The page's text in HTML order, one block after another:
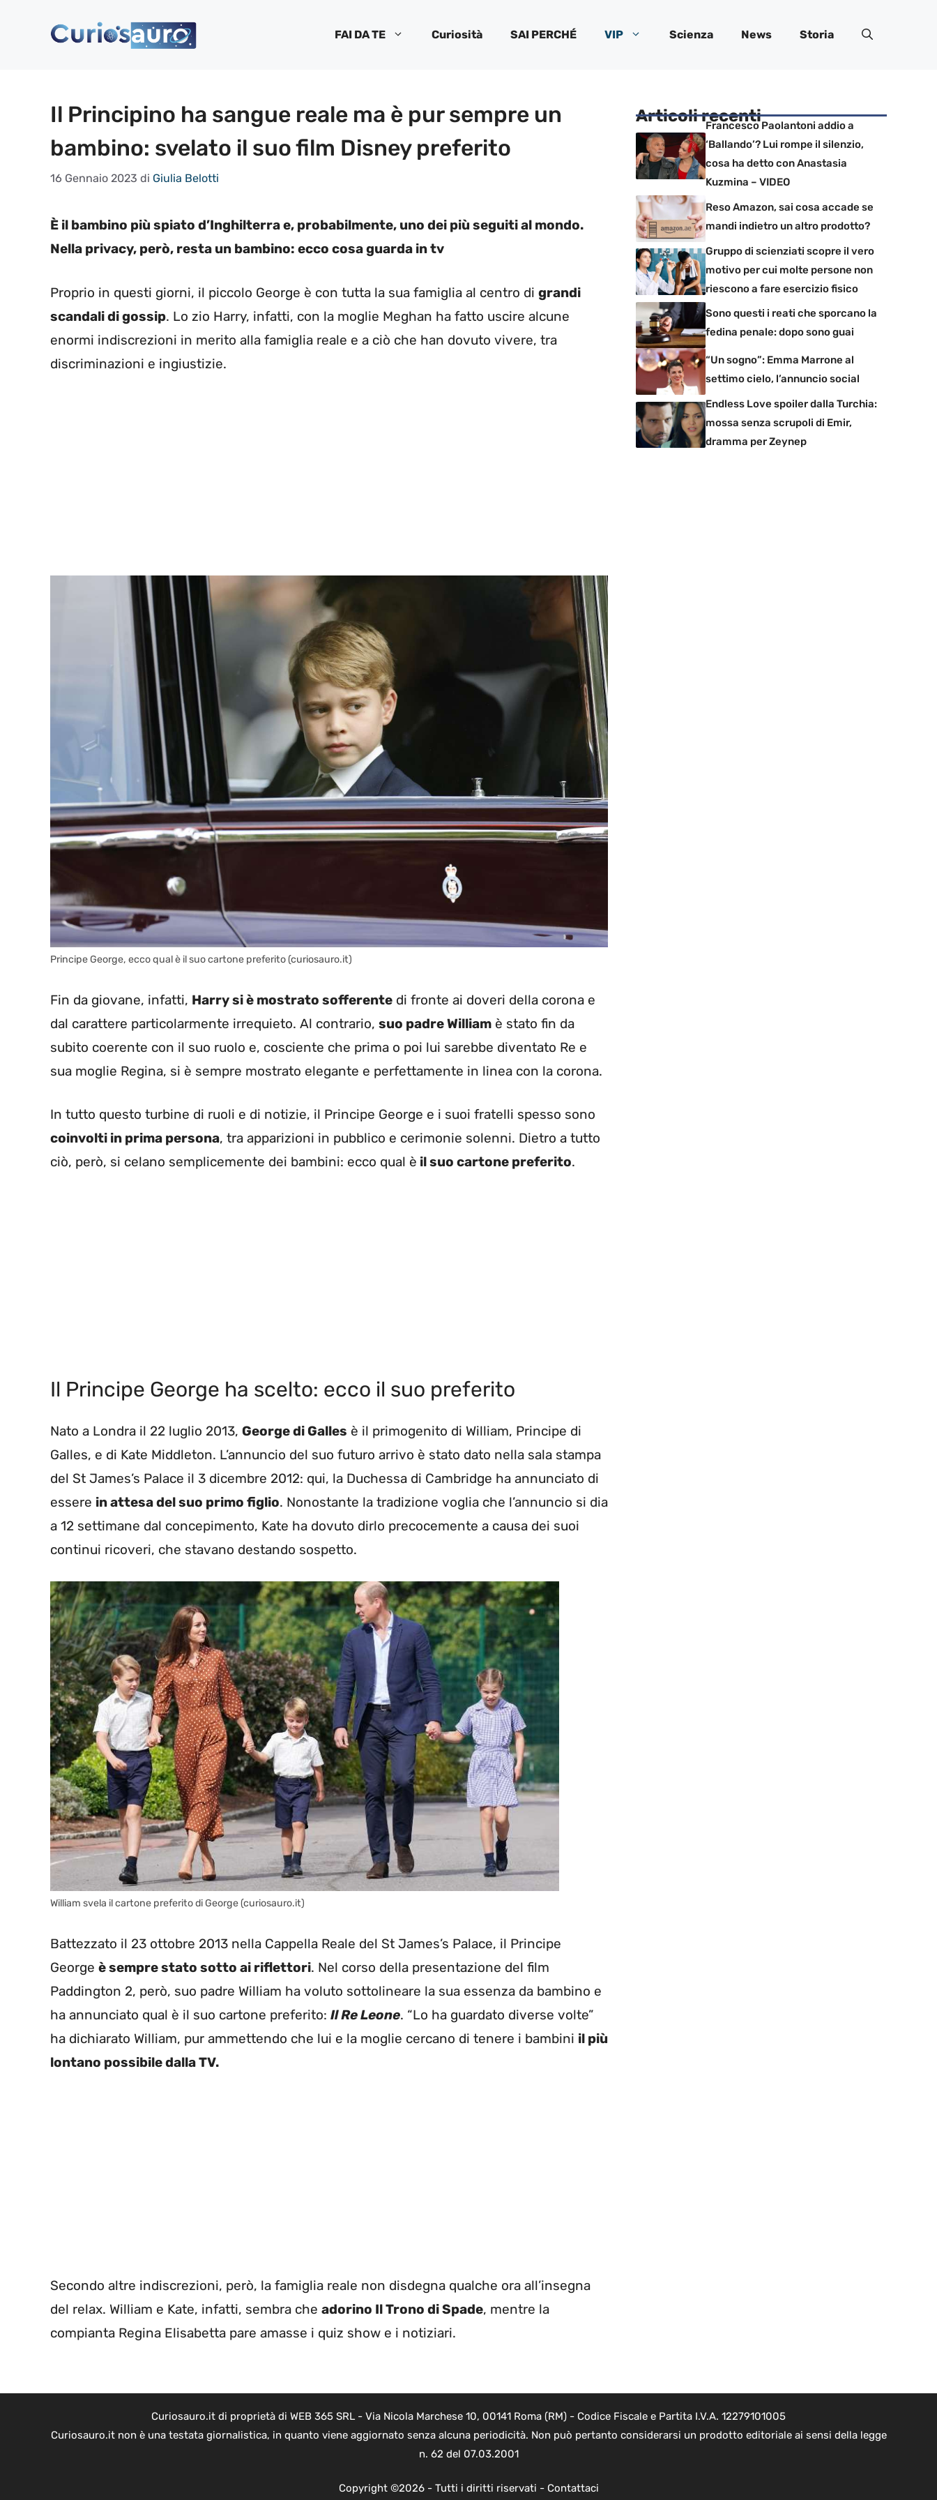
FAI DA TE Curiosità SAI PERCHÉ VIP Scienza News Storia
Il Principino ha sangue reale ma è pur sempre un
bambino: svelato il suo film Disney preferito
16 Gennaio 2023 di Giulia Belotti
È il bambino più spiato d’Inghilterra e, probabilmente, uno dei più seguiti al mondo.
Nella privacy, però, resta un bambino: ecco cosa guarda in tv
Proprio in questi giorni, il piccolo George è con tutta la sua famiglia al centro di grandi
scandali di gossip. Lo zio Harry, infatti, con la moglie Meghan ha fatto uscire alcune
enormi indiscrezioni in merito alla famiglia reale e a ciò che han dovuto vivere, tra
discriminazioni e ingiustizie.
Principe George, ecco qual è il suo cartone preferito (curiosauro.it)
Fin da giovane, infatti, Harry si è mostrato sofferente di fronte ai doveri della corona e
dal carattere particolarmente irrequieto. Al contrario, suo padre William è stato fin da
subito coerente con il suo ruolo e, cosciente che prima o poi lui sarebbe diventato Re e
sua moglie Regina, si è sempre mostrato elegante e perfettamente in linea con la corona.
In tutto questo turbine di ruoli e di notizie, il Principe George e i suoi fratelli spesso sono
coinvolti in prima persona, tra apparizioni in pubblico e cerimonie solenni. Dietro a tutto
ciò, però, si celano semplicemente dei bambini: ecco qual è il suo cartone preferito.
Il Principe George ha scelto: ecco il suo preferito
Nato a Londra il 22 luglio 2013, George di Galles è il primogenito di William, Principe di
Galles, e di Kate Middleton. L’annuncio del suo futuro arrivo è stato dato nella sala stampa
del St James’s Palace il 3 dicembre 2012: qui, la Duchessa di Cambridge ha annunciato di
essere in attesa del suo primo figlio. Nonostante la tradizione voglia che l’annuncio si dia
a 12 settimane dal concepimento, Kate ha dovuto dirlo precocemente a causa dei suoi
continui ricoveri, che stavano destando sospetto.
William svela il cartone preferito di George (curiosauro.it)
Battezzato il 23 ottobre 2013 nella Cappella Reale del St James’s Palace, il Principe
George è sempre stato sotto ai riflettori. Nel corso della presentazione del film
Paddington 2, però, suo padre William ha voluto sottolineare la sua essenza da bambino e
ha annunciato qual è il suo cartone preferito: Il Re Leone. “Lo ha guardato diverse volte”
ha dichiarato William, pur ammettendo che lui e la moglie cercano di tenere i bambini il più
lontano possibile dalla TV.
Secondo altre indiscrezioni, però, la famiglia reale non disdegna qualche ora all’insegna
del relax. William e Kate, infatti, sembra che adorino Il Trono di Spade, mentre la
compianta Regina Elisabetta pare amasse i quiz show e i notiziari.
Articoli recentiFrancesco Paolantoni addio a
‘Ballando’? Lui rompe il silenzio,
cosa ha detto con Anastasia
Kuzmina – VIDEO
Reso Amazon, sai cosa accade se
mandi indietro un altro prodotto?
Gruppo di scienziati scopre il vero
motivo per cui molte persone non
riescono a fare esercizio fisico
Sono questi i reati che sporcano la
fedina penale: dopo sono guai
“Un sogno”: Emma Marrone al
settimo cielo, l’annuncio social
Endless Love spoiler dalla Turchia:
mossa senza scrupoli di Emir,
dramma per Zeynep
Curiosauro.it di proprietà di WEB 365 SRL - Via Nicola Marchese 10, 00141 Roma (RM) - Codice Fiscale e Partita I.V.A. 12279101005
Curiosauro.it non è una testata giornalistica, in quanto viene aggiornato senza alcuna periodicità. Non può pertanto considerarsi un prodotto editoriale ai sensi della legge
n. 62 del 07.03.2001
Copyright ©2026 - Tutti i diritti riservati - Contattaci